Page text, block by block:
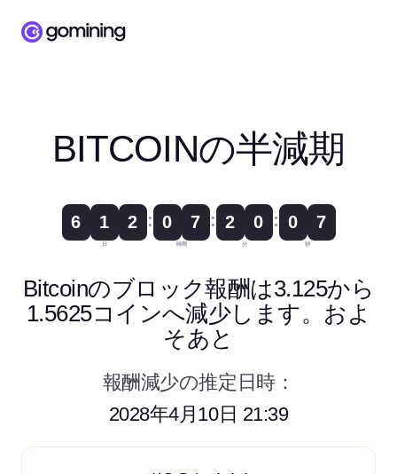
BITCOINの半減期
6 1 2
日
: 0 7
時間
: 2 0
分
: 0 7
秒
Bitcoinのブロック報酬は3.125から
1.5625コインへ減少します。およ
そあと
報酬減少の推定日時：
2028年4月10日 21:39